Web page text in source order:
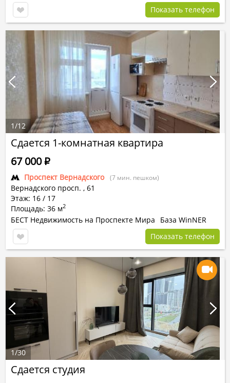
Показать телефон
Сдается 1-комнатная квартира
Проспект Вернадского (7 мин. пешком)
Вернадского просп. , 61
Этаж: 16 / 17
Площадь: 36 м2
67 000Р
БЕСТ Недвижимость на Проспекте Мира
База WinNER
Показать телефон
1/12
Сдается студия
1/30